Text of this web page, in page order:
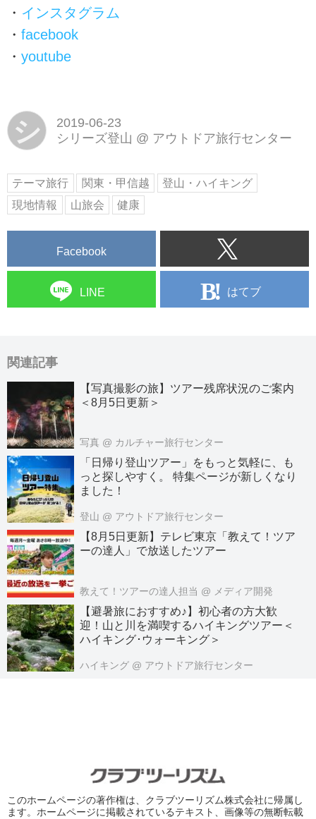
・ インスタグラム
・ facebook
・ youtube
シ
2019-06-23
シリーズ登山 @ アウトドア旅行センター
テーマ旅行 関東・甲信越
登山・ハイキング
現地情報
山旅会 健康
Facebook
LINE はてブ
関連記事
【写真撮影の旅】ツアー残席状況のご案内
＜8月5日更新＞
写真 @ カルチャー旅行センター
「日帰り登山ツアー」をもっと気軽に、も
っと探しやすく。 特集ページが新しくなり
ました！
登山 @ アウトドア旅行センター
【8月5日更新】テレビ東京「教えて！ツア
ーの達人」で放送したツアー
教えて！ツアーの達人担当 @ メディア開発
【避暑旅におすすめ♪】初心者の方大歓
迎！山と川を満喫するハイキングツアー＜
ハイキング･ウォーキング＞
ハイキング @ アウトドア旅行センター
このホームページの著作権は、クラブツーリズム株式会社に帰属し
ます。ホームページに掲載されているテキスト、画像等の無断転載